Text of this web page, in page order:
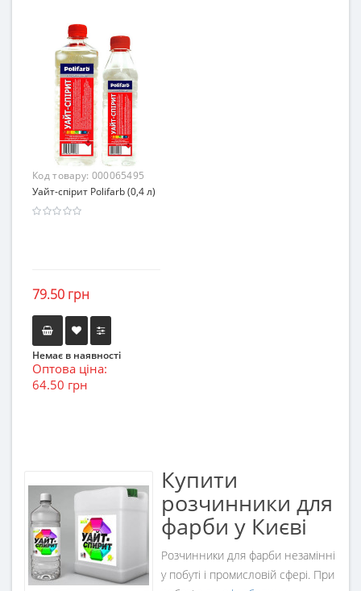
Код товару: 000065495
Уайт-спірит Polifarb (0,4 л)
79.50 грн
Немає в наявності
Оптова ціна:
64.50 грн
Купити
розчинники для
фарби у Києві
Розчинники для фарби незамінні
у побуті і промисловій сфері. При